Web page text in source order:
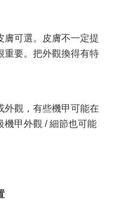
膚可選。皮膚不一定提
重要。把外觀換得有特
外觀，有些機甲可能在
機甲外觀 / 細節也可能